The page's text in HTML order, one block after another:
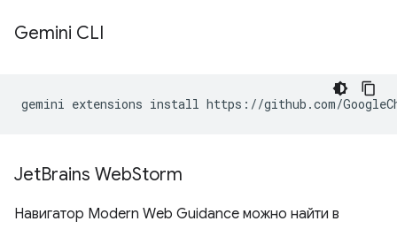
Gemini CLI
gemini extensions install https://github.com/
JetBrains WebStorm
Навигатор Modern Web Guidance можно найти в